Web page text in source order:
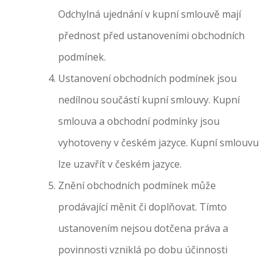
Odchylná ujednání v kupní smlouvě mají
přednost před ustanoveními obchodních
podmínek.
Ustanovení obchodních podmínek jsou
nedílnou součástí kupní smlouvy. Kupní
smlouva a obchodní podmínky jsou
vyhotoveny v českém jazyce. Kupní smlouvu
lze uzavřít v českém jazyce.
Znění obchodních podmínek může
prodávající měnit či doplňovat. Tímto
ustanovením nejsou dotčena práva a
povinnosti vzniklá po dobu účinnosti